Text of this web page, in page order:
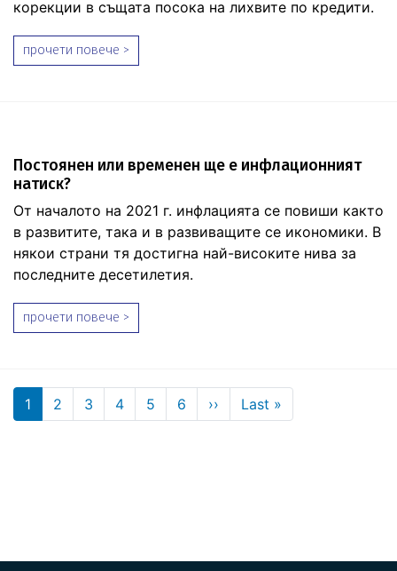
корекции в същата посока на лихвите по кредити.
прочети повече >
Постоянен или временен ще е инфлационният
натиск?
От началото на 2021 г. инфлацията се повиши както
в развитите, така и в развиващите се икономики. В
някои страни тя достигна най-високите нива за
последните десетилетия.
прочети повече >
Pagination
1 2 3 4 5 6 ›› Next page
Last »